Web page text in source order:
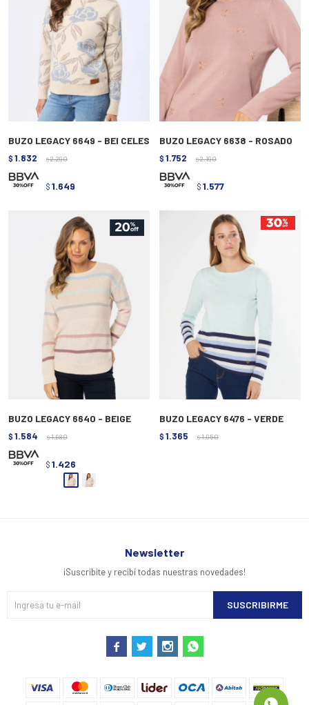
BUZO LEGACY 6649 - BEI CELES
$ 1.832 $ 2.290
$ 1.649
BUZO LEGACY 6638 - ROSADO
$ 1.752 $ 2.190
$ 1.577
BUZO LEGACY 6640 - BEIGE
$ 1.584 $ 1.980
$ 1.426
BUZO LEGACY 6476 - VERDE
$ 1.365 $ 1.950
Newsletter
¡Suscribite y recibí todas nuestras novedades!
SUSCRIBIRME
   